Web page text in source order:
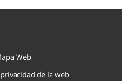
Web
de la web